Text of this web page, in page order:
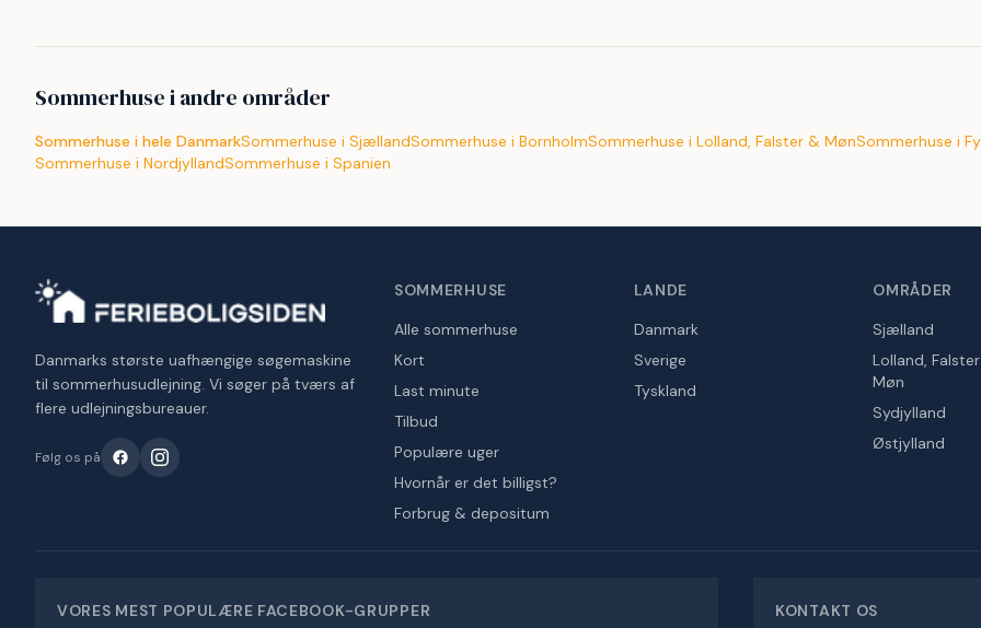
Sommerhuse i andre områder
Sommerhuse i hele DanmarkSommerhuse i SjællandSommerhuse i BornholmSommerhuse i Lolland, Falster & MønSommerhuse i
Sommerhuse i NordjyllandSommerhuse i Spanien
Danmarks største uafhængige søgemaskine
til sommerhusudlejning. Vi søger på tværs af
flere udlejningsbureauer.
Følg os på
SOMMERHUSE
Alle sommerhuse
Kort
Last minute
Tilbud
Populære uger
Hvornår er det billigst?
Forbrug & depositum
LANDE
Danmark
Sverige
Tyskland
OMRÅDER
Sjælland
Lolland,
Møn
Sydjylland
Østjylland
VORES MEST POPULÆRE FACEBOOK-GRUPPER KONTAKT OS